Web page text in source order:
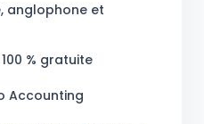
anglophone et
% gratuite
Accounting